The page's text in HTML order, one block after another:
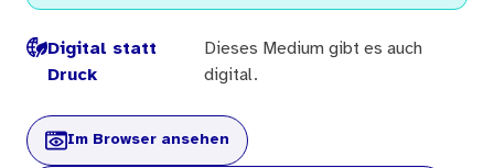
Digital statt
Druck
Dieses Medium gibt es auch
digital.
Im Browser ansehen